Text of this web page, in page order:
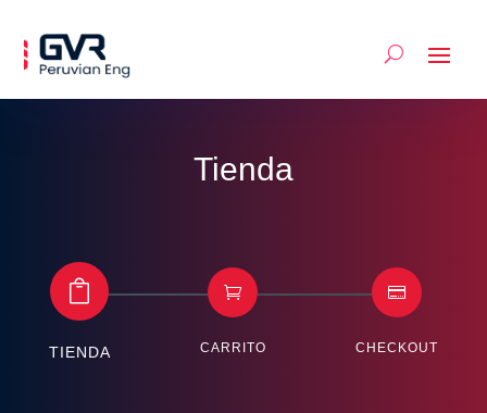
Tienda

TIENDA

CARRITO

CHECKOUT